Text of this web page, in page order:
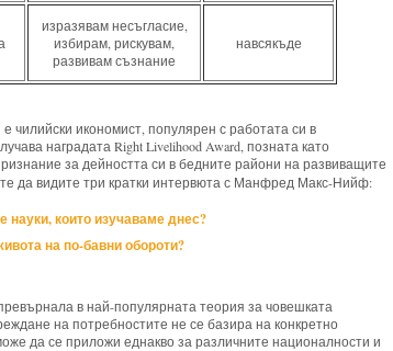
изразявам несъгласие,
избирам, рискувам,
развивам съзнание
навсякъде
икономист, популярен с работата си в
наградата Right Livelihood Award, позната като
за дейността си в бедните райони на развиващите
да видите три кратки интервюта с Манфред Макс-Нийф:
науки, които изучаваме днес?
на по-бавни обороти?
в най-популярната теория за човешката
на потребностите не се базира на конкретно
да се приложи еднакво за различните националности и